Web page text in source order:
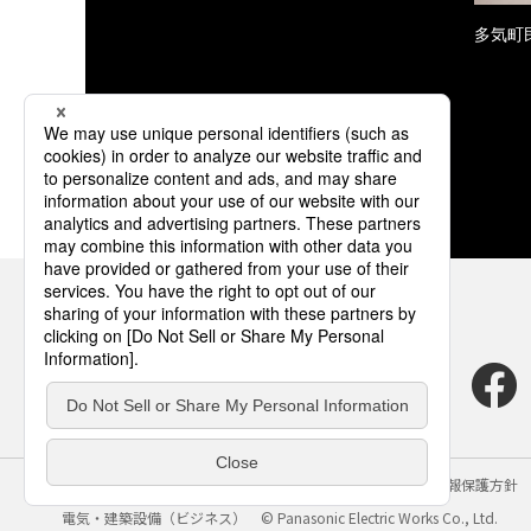
多気町
サイトのご利用にあたって クッキーポリシー
個人情報保護方針
電気・建築設備（ビジネス）
© Panasonic Electric Works Co., Ltd.